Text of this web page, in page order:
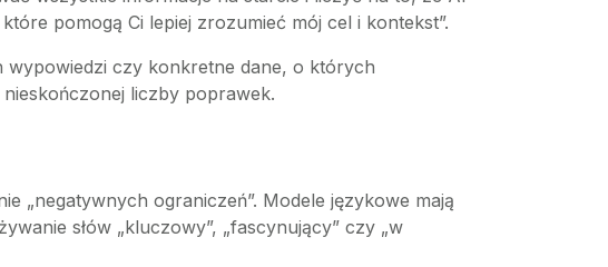
pomogą Ci lepiej zrozumieć mój cel i kontekst”.
wypowiedzi czy konkretne dane, o których
liczby poprawek.
„negatywnych ograniczeń”. Modele językowe mają
słów „kluczowy”, „fascynujący” czy „w